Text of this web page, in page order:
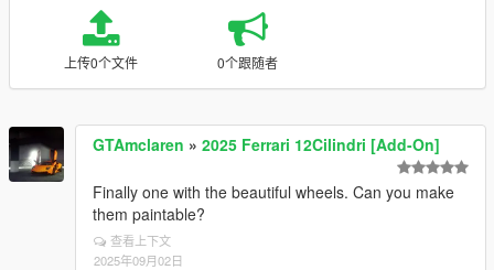
上传0个文件 0个跟随者
GTAmclaren » 2025 Ferrari 12Cilindri [Add-On]
Finally one with the beautiful wheels. Can you make
them paintable?
查看上下文
2025年09月02日